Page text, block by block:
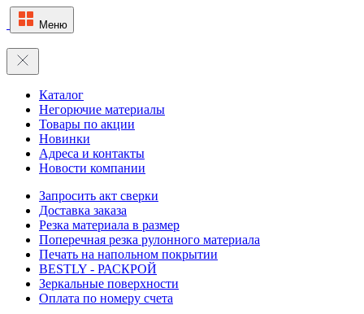
Меню
Каталог
Негорючие материалы
Товары по акции
Новинки
Адреса и контакты
Новости компании
Запросить акт сверки
Доставка заказа
Резка материала в размер
Поперечная резка рулонного материала
Печать на напольном покрытии
BESTLY - РАСКРОЙ
Зеркальные поверхности
Оплата по номеру счета